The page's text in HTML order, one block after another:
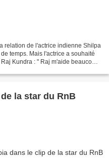
relation de l'actrice indienne Shilpa
temps. Mais l'actrice a souhaité
Kundra : " Raj m'aide beaucoup
la star du RnB